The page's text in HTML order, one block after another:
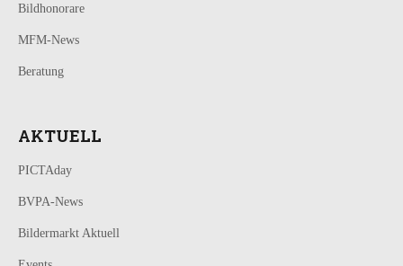
Bildhonorare
MFM-News
Beratung
AKTUELL
PICTAday
BVPA-News
Bildermarkt Aktuell